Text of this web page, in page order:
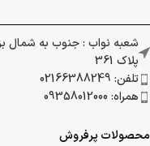
شعبه نواب : جنوب به شمال
پلاک 361
تلفن: 02166388249
همراه: 09358012000
محصولات پرفروش